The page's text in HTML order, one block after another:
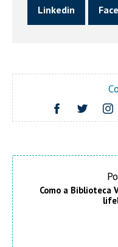
Linkedin
Como a Biblioteca